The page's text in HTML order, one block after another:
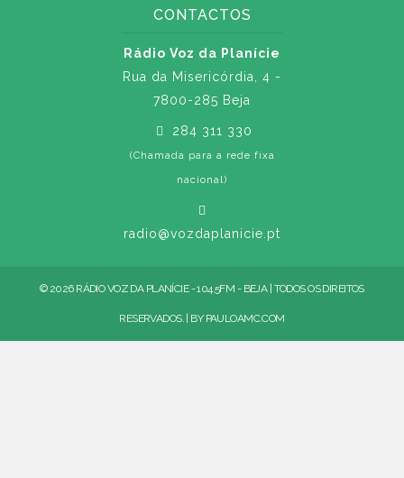
CONTACTOS
Rádio Voz da Planície
Rua da Misericórdia, 4 -
7800-285 Beja
284 311 330
(Chamada para a rede fixa
nacional)
radio@vozdaplanicie.pt
© 2026 RÁDIO VOZ DA PLANÍCIE - 104.5FM - BEJA | TODOS OS DIREITOS
RESERVADOS. | BY PAULOAMC.COM